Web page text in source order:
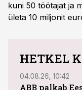
kuni 50 töötajat ja
ületa 10 miljonit
HETKEL
04.08.26, 10:42
ABB palkab